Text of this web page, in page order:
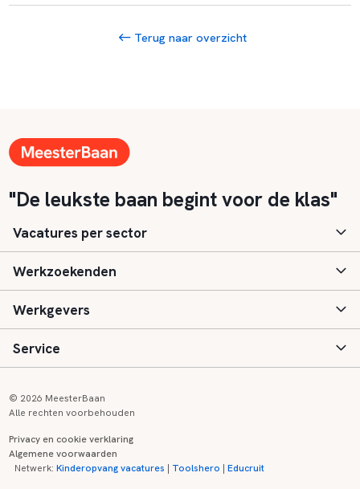
Terug naar overzicht
"De leukste baan begint voor de klas"
Vacatures per sector
Basisonderwijs
Speciaal (basis) onderwijs
Voortgezet onderwijs
Kinderopvang
Werkzoekenden
Aanmelden
Vacatures
Zij-instroom informatie
Werkgevers
Inloggen
Registreren
Service
Onderwijs links
© 2026 MeesterBaan
Alle rechten voorbehouden
Privacy en cookie verklaring
Algemene voorwaarden
Netwerk:Kinderopvang vacatures | Toolshero |Educruit